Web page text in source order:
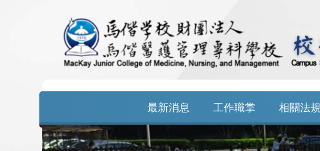
最新消息 工作職掌 相關法規